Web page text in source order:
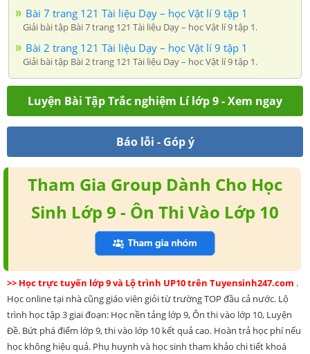
Bài 7 trang 121 Tài liệu Dạy – học Vật lí 9 tập 1
Giải bài tập Bài 7 trang 121 Tài liệu Dạy – học Vật lí 9 tập 1.
Bài 2 trang 121 Tài liệu Dạy – học Vật lí 9 tập 1
Giải bài tập Bài 2 trang 121 Tài liệu Dạy – học Vật lí 9 tập 1.
Luyện Bài Tập Trắc nghiệm Lí lớp 9 - Xem ngay
Báo lỗi - Góp ý
Tham Gia Group Dành Cho Học
Sinh Lớp 9 - Ôn Thi Vào Lớp 10
>> Học trực tuyến lớp 9 và Lộ trình UP10 trên Tuyensinh247.com .
Học online tại nhà cũng giáo viên giỏi từ trường TOP đầu cả nước. Lộ
trình học tập 3 giai đoạn: Học nền tảng lớp 9, Ôn thi vào lớp 10, Luyện
Đề. Bứt phá điểm lớp 9, thi vào lớp 10 kết quả cao. Hoàn trả học phí nếu
học không hiệu quả. Phụ huynh và học sinh tham khảo chi tiết khoá